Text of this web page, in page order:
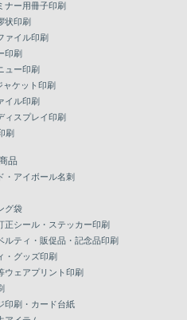
ナー用冊子印刷
状印刷
ァイル印刷
印刷
ュー印刷
ャケット印刷
イル印刷
ィスプレイ印刷
刷
品
・アイボール名刺
グ袋
正シール・ステッカー印刷
ルティ・販促品・記念品印刷
・グッズ印刷
ウェアプリント印刷
印刷・カード台紙